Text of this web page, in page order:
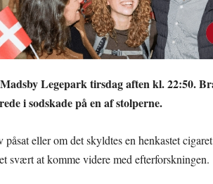
Legepark tirsdag aften kl. 22:50.
i sodskade på en af stolperne.
eller om det skyldtes en henkastet
svært at komme videre med efterforskningen.